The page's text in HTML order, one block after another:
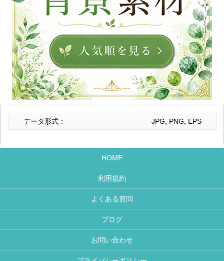
データ形式： JPG, PNG, EPS
HOME
利用規約
よくある質問
ブログ
お問い合わせ